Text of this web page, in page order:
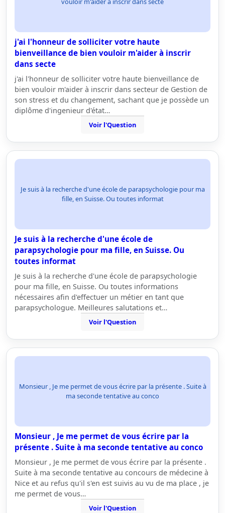
j'ai l'honneur de solliciter votre haute
bienveillance de bien vouloir m'aider à inscrir
dans secte
j'ai l'honneur de solliciter votre haute bienveillance de
bien vouloir m'aider à inscrir dans secteur de Gestion de
son stress et du changement, sachant que je possède un
diplôme d'ingenieur d'état…
Voir l'Question
Je suis à la recherche d'une école de parapsychologie pour ma
fille, en Suisse. Ou toutes informat
Je suis à la recherche d'une école de
parapsychologie pour ma fille, en Suisse. Ou
toutes informat
Je suis à la recherche d'une école de parapsychologie
pour ma fille, en Suisse. Ou toutes informations
nécessaires afin d'effectuer un métier en tant que
parapsychologue. Meilleures salutations et…
Voir l'Question
Monsieur , Je me permet de vous écrire par la présente . Suite à
ma seconde tentative au conco
Monsieur , Je me permet de vous écrire par la
présente . Suite à ma seconde tentative au conco
Monsieur , Je me permet de vous écrire par la présente .
Suite à ma seconde tentative au concours de médecine à
Nice et au refus qu'il s'en est suivis au vu de ma place , je
me permet de vous…
Voir l'Question